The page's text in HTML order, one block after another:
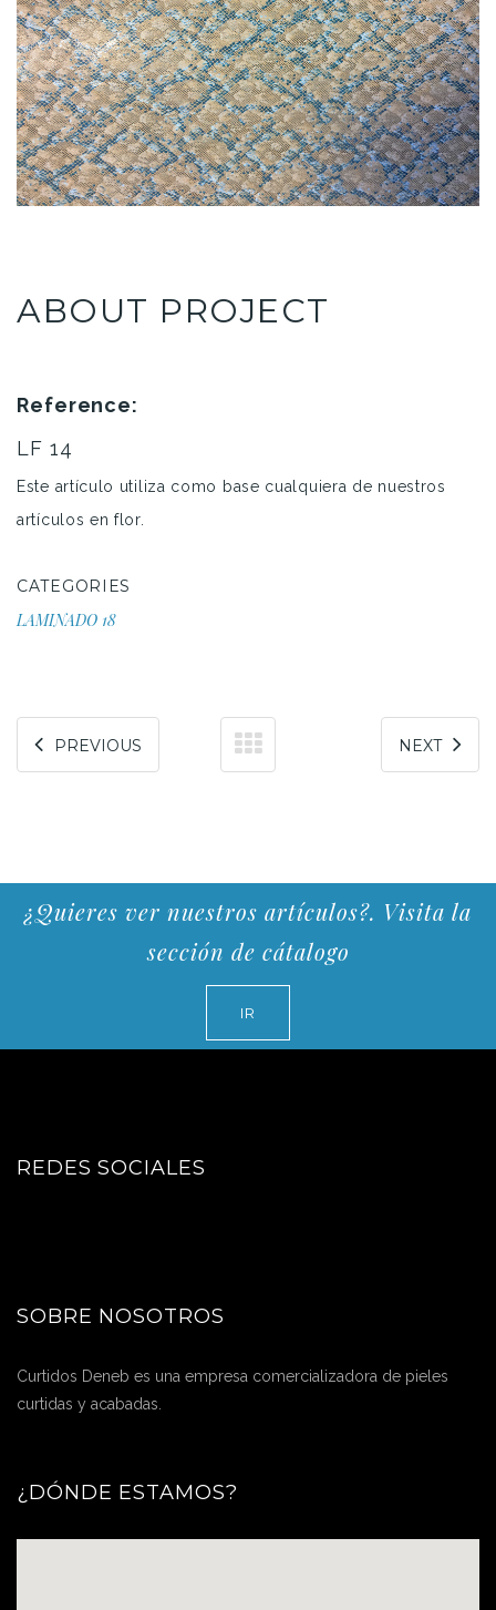
ABOUT PROJECT
Reference:
LF 14
Este artículo utiliza como base cualquiera de nuestros
artículos en flor.
CATEGORIES
LAMINADO 18
PREVIOUS NEXT
¿Quieres ver nuestros artículos?. Visita la
sección de cátalogo
IR
REDES SOCIALES
SOBRE NOSOTROS
Curtidos Deneb es una empresa comercializadora de pieles
curtidas y acabadas.
¿DÓNDE ESTAMOS?